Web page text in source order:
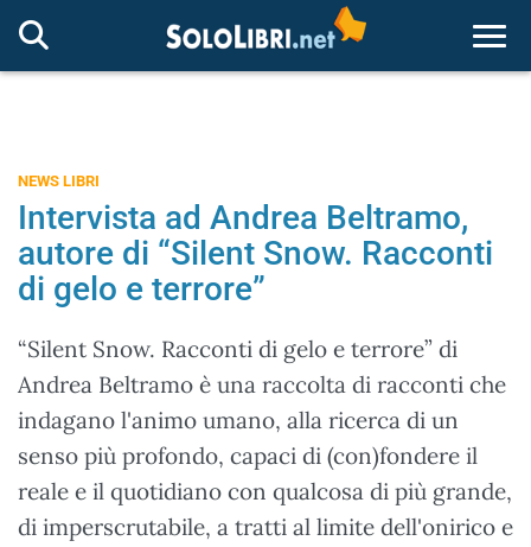
NEWS LIBRI
Intervista ad Andrea Beltramo,
autore di “Silent Snow. Racconti
di gelo e terrore”
“Silent Snow. Racconti di gelo e terrore” di
Andrea Beltramo è una raccolta di racconti che
indagano l'animo umano, alla ricerca di un
senso più profondo, capaci di (con)fondere il
reale e il quotidiano con qualcosa di più grande,
di imperscrutabile, a tratti al limite dell'onirico e